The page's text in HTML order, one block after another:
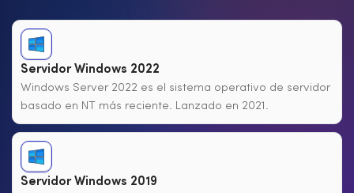
Servidor Windows 2022
Windows Server 2022 es el sistema operativo de servidor
basado en NT más reciente. Lanzado en 2021.
Servidor Windows 2019